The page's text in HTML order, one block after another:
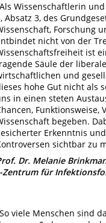
Wissenschaftlerin
Absatz 3, des
Forschung
nicht von der
ist
Säule der
und
hohe Gut nicht als
in einen steten
begeben.
Erkenntnis
sichtbar zu
Dr. Melanie
für
viele Menschen sind